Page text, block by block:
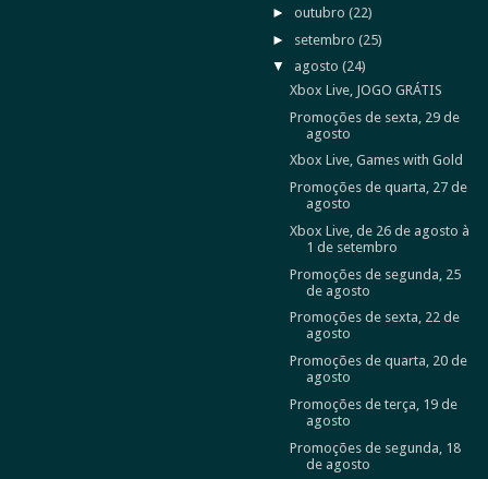
►outubro(22)
► setembro(25)
▼ agosto(24)
Xbox Live, JOGO GRÁTIS
Promoções de sexta, 29 de
agosto
Xbox Live, Games with Gold
Promoções de quarta, 27 de
agosto
Xbox Live, de 26 de agosto à
1 de setembro
Promoções de segunda, 25
de agosto
Promoções de sexta, 22 de
agosto
Promoções de quarta, 20 de
agosto
Promoções de terça, 19 de
agosto
Promoções de segunda, 18
de agosto